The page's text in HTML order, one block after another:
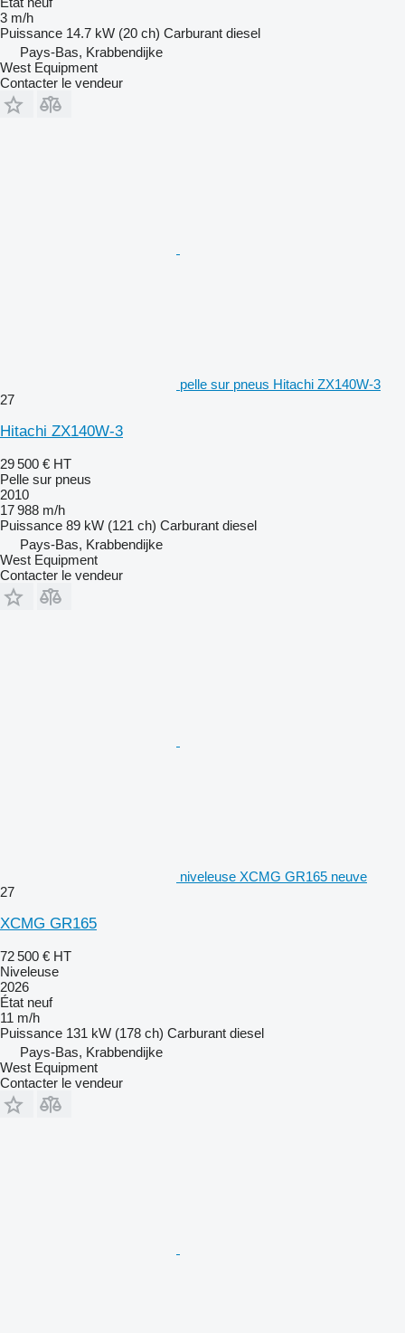
3 m/h
Puissance 14.7 kW (20 ch) Carburant diesel
Pays-Bas, Krabbendijke
West Equipment
Contacter le vendeur
pelle sur pneus Hitachi ZX140W-3
27
Hitachi ZX140W-3
29 500 € HT
Pelle sur pneus
2010
17 988 m/h
Puissance 89 kW (121 ch) Carburant diesel
Pays-Bas, Krabbendijke
West Equipment
Contacter le vendeur
niveleuse XCMG GR165 neuve
27
XCMG GR165
72 500 € HT
Niveleuse
2026
État neuf
11 m/h
Puissance 131 kW (178 ch) Carburant diesel
Pays-Bas, Krabbendijke
West Equipment
Contacter le vendeur